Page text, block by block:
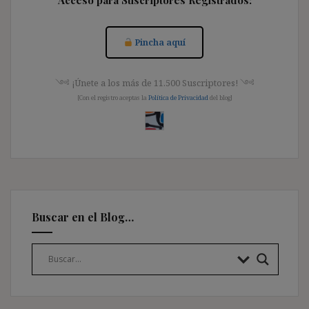
Pincha aquí
༺ ¡Únete a los más de 11.500 Suscriptores! ༺
[Con el registro aceptas la Política de Privacidad del blog]
Buscar en el Blog…